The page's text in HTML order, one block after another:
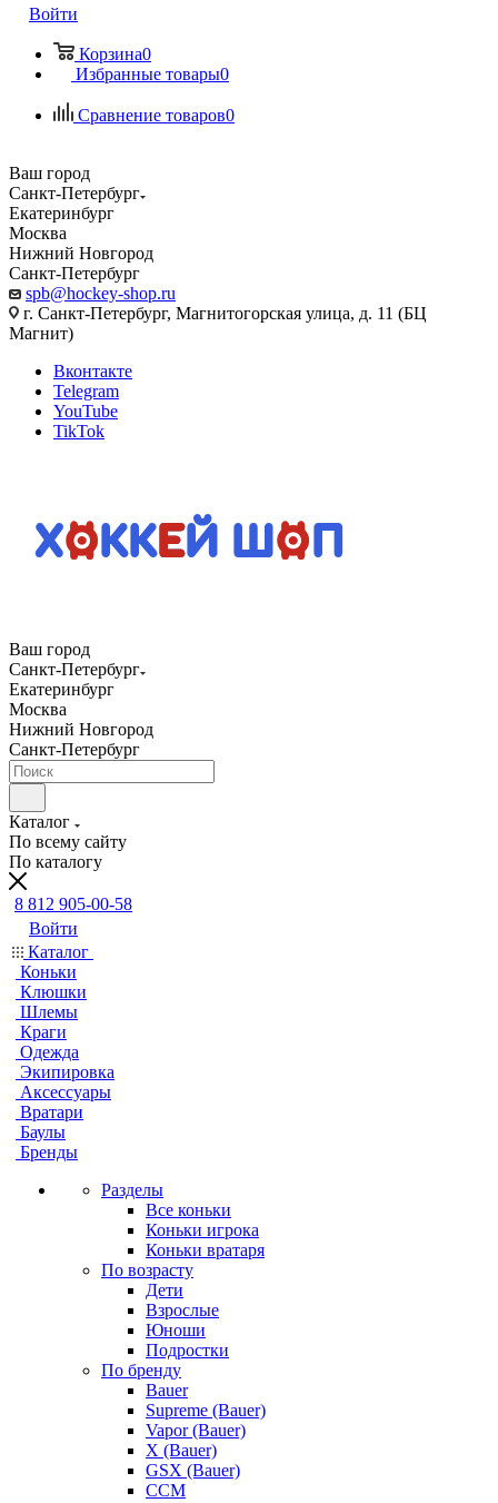
Войти
Корзина0
Избранные товары0
Сравнение товаров0
Ваш город
Санкт-Петербург
Екатеринбург
Москва
Нижний Новгород
Санкт-Петербург
spb@hockey-shop.ru
г. Санкт-Петербург, Магнитогорская улица, д. 11 (БЦ
Магнит)
Вконтакте
Telegram
YouTube
TikTok
Ваш город
Санкт-Петербург
Екатеринбург
Москва
Нижний Новгород
Санкт-Петербург
Каталог
По всему сайту
По каталогу
8 812 905-00-58
Войти
Каталог
Коньки
Клюшки
Шлемы
Краги
Одежда
Экипировка
Аксессуары
Вратари
Баулы
Бренды
Разделы
Все коньки
Коньки игрока
Коньки вратаря
По возрасту
Дети
Взрослые
Юноши
Подростки
По бренду
Bauer
Supreme (Bauer)
Vapor (Bauer)
X (Bauer)
GSX (Bauer)
CCM